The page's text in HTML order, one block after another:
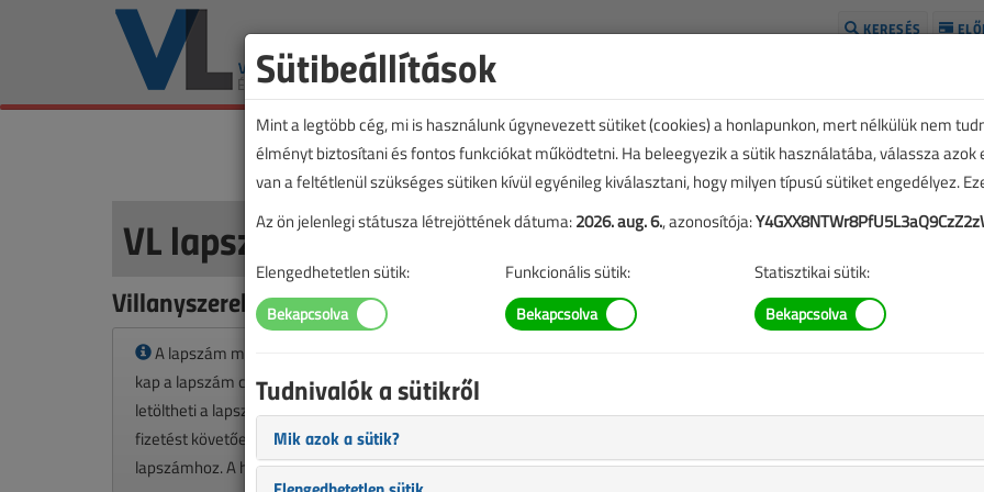
KERESÉS
VL lapszámvásárlás
Villanyszerelők Lapja 2020. júniusi lapszám
A lapszám megvásárlásával korlátlan hozzáférést
kap a lapszám cikkeihez és pdf formátumban
letöltheti a lapszámot. A sikeres online elektronikus
fizetést követően azonnal aktiválódik a hozzáférés a
lapszámhoz. A hozzáférése nem évül el.
Sütibeállítások
Mint a legtöbb cég, mi is használunk úgynevezett sütiket (cookies) a honlapunkon, mert nélkülük nem
élményt biztosítani és fontos funkciókat működtetni. Ha beleegyezik a sütik használatába, válassza azok
van a feltétlenül szükséges sütiken kívül egyénileg kiválasztani, hogy milyen típusú sütiket engedélyez.
Az ön jelenlegi státusza létrejöttének dátuma:2026. aug. 6., azonosítója:
Elengedhetetlen sütik: Funkcionális sütik: Statisztikai sütik:
Tudnivalók a sütikről
Mik azok a sütik?